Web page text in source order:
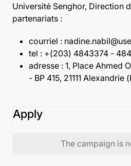
Université Senghor, Direction
partenariats :
courriel :
tel : +(203) 4843374 -
adresse : 1, Place Ahmed
- BP 415, 21111 Alexandrie
Apply
The campaign is